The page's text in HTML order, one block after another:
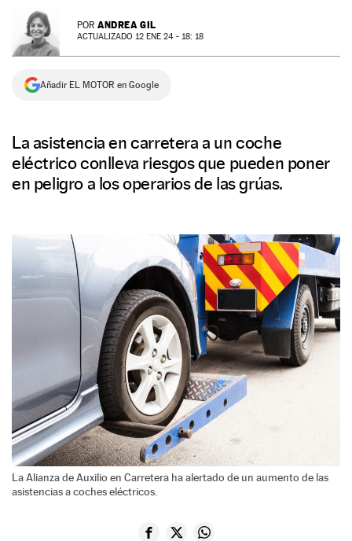
NEWSLETTER POR ANDREA GIL
ACTUALIZADO 12 ENE 24 - 18: 18
Añadir EL MOTOR en Google
La asistencia en carretera a un coche
eléctrico conlleva riesgos que pueden poner
en peligro a los operarios de las grúas.
La Alianza de Auxilio en Carretera ha alertado de un aumento de las
asistencias a coches eléctricos.